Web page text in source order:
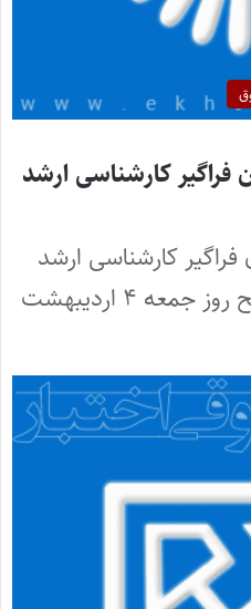
فراگیر کارشناسی ارشد
کارشناسی ارشد
پیام نور ۹۴ این آزمون صبح روز جمعه ۴ اردیبهشت